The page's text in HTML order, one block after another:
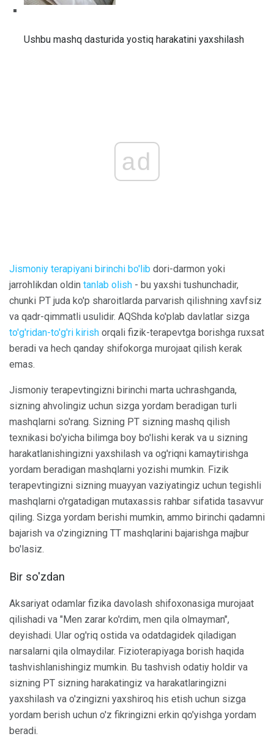
Ushbu mashq dasturida yostiq harakatini yaxshilash
ad
Jismoniy terapiyani birinchi bo'lib dori-darmon yoki
jarrohlikdan oldin tanlab olish - bu yaxshi tushunchadir,
chunki PT juda ko'p sharoitlarda parvarish qilishning xavfsiz
va qadr-qimmatli usulidir. AQShda ko'plab davlatlar sizga
to'g'ridan-to'g'ri kirish orqali fizik-terapevtga borishga ruxsat
beradi va hech qanday shifokorga murojaat qilish kerak
emas.
Jismoniy terapevtingizni birinchi marta uchrashganda,
sizning ahvolingiz uchun sizga yordam beradigan turli
mashqlarni so'rang. Sizning PT sizning mashq qilish
texnikasi bo'yicha bilimga boy bo'lishi kerak va u sizning
harakatlanishingizni yaxshilash va og'riqni kamaytirishga
yordam beradigan mashqlarni yozishi mumkin. Fizik
terapevtingizni sizning muayyan vaziyatingiz uchun tegishli
mashqlarni o'rgatadigan mutaxassis rahbar sifatida tasavvur
qiling. Sizga yordam berishi mumkin, ammo birinchi qadamni
bajarish va o'zingizning TT mashqlarini bajarishga majbur
bo'lasiz.
Bir so'zdan
Aksariyat odamlar fizika davolash shifoxonasiga murojaat
qilishadi va "Men zarar ko'rdim, men qila olmayman",
deyishadi. Ular og'riq ostida va odatdagidek qiladigan
narsalarni qila olmaydilar. Fizioterapiyaga borish haqida
tashvishlanishingiz mumkin. Bu tashvish odatiy holdir va
sizning PT sizning harakatingiz va harakatlaringizni
yaxshilash va o'zingizni yaxshiroq his etish uchun sizga
yordam berish uchun o'z fikringizni erkin qo'yishga yordam
beradi.